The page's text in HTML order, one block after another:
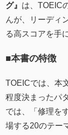
グ』 は、TOEIC
んが、リーディ
る高スコアを手
■本書の特徴
TOEICでは、本
程度決まったパ
では、「修理を
場する20のテー